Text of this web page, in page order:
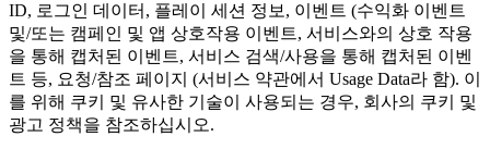
ID, 로그인 데이터, 플레이 세션 정보, 이벤트 (수익화 이벤트
및/또는 캠페인 및 앱 상호작용 이벤트, 서비스와의 상호 작용
을 통해 캡처된 이벤트, 서비스 검색/사용을 통해 캡처된 이벤
트 등, 요청/참조 페이지 (서비스 약관에서 Usage Data라 함). 이
를 위해 쿠키 및 유사한 기술이 사용되는 경우, 회사의 쿠키 및
광고 정책을 참조하십시오.